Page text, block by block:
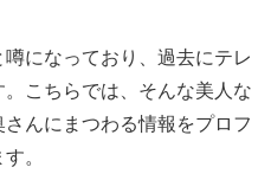
になっており、過去にテレ
こちらでは、そんな美人な
んにまつわる情報をプロフ
。